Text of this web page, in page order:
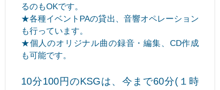
るのもOKです。
★各種イベントPAの貸出、音響オペレーション
も行っています。
★個人のオリジナル曲の録音・編集、CD作成
も可能です。
10分100円のKSGは、今まで60分(１時